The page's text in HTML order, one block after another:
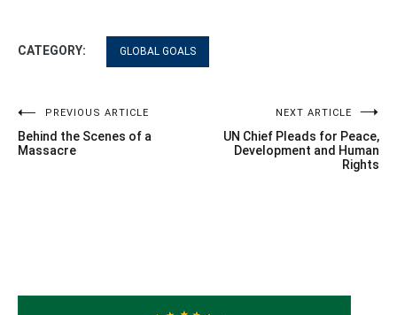
CATEGORY: GLOBAL GOALS
Post
navigation
PREVIOUS ARTICLE
Behind the Scenes of a
Massacre
NEXT ARTICLE
UN Chief Pleads for Peace,
Development and Human
Rights